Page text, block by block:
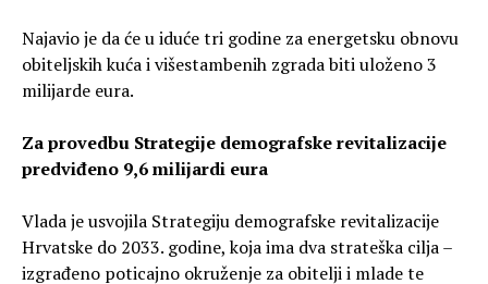
Najavio je da će u iduće tri godine za energetsku obnovu
obiteljskih kuća i višestambenih zgrada biti uloženo 3
milijarde eura.
Za provedbu Strategije demografske revitalizacije
predviđeno 9,6 milijardi eura
Vlada je usvojila Strategiju demografske revitalizacije
Hrvatske do 2033. godine, koja ima dva strateška cilja –
izgrađeno poticajno okruženje za obitelji i mlade te